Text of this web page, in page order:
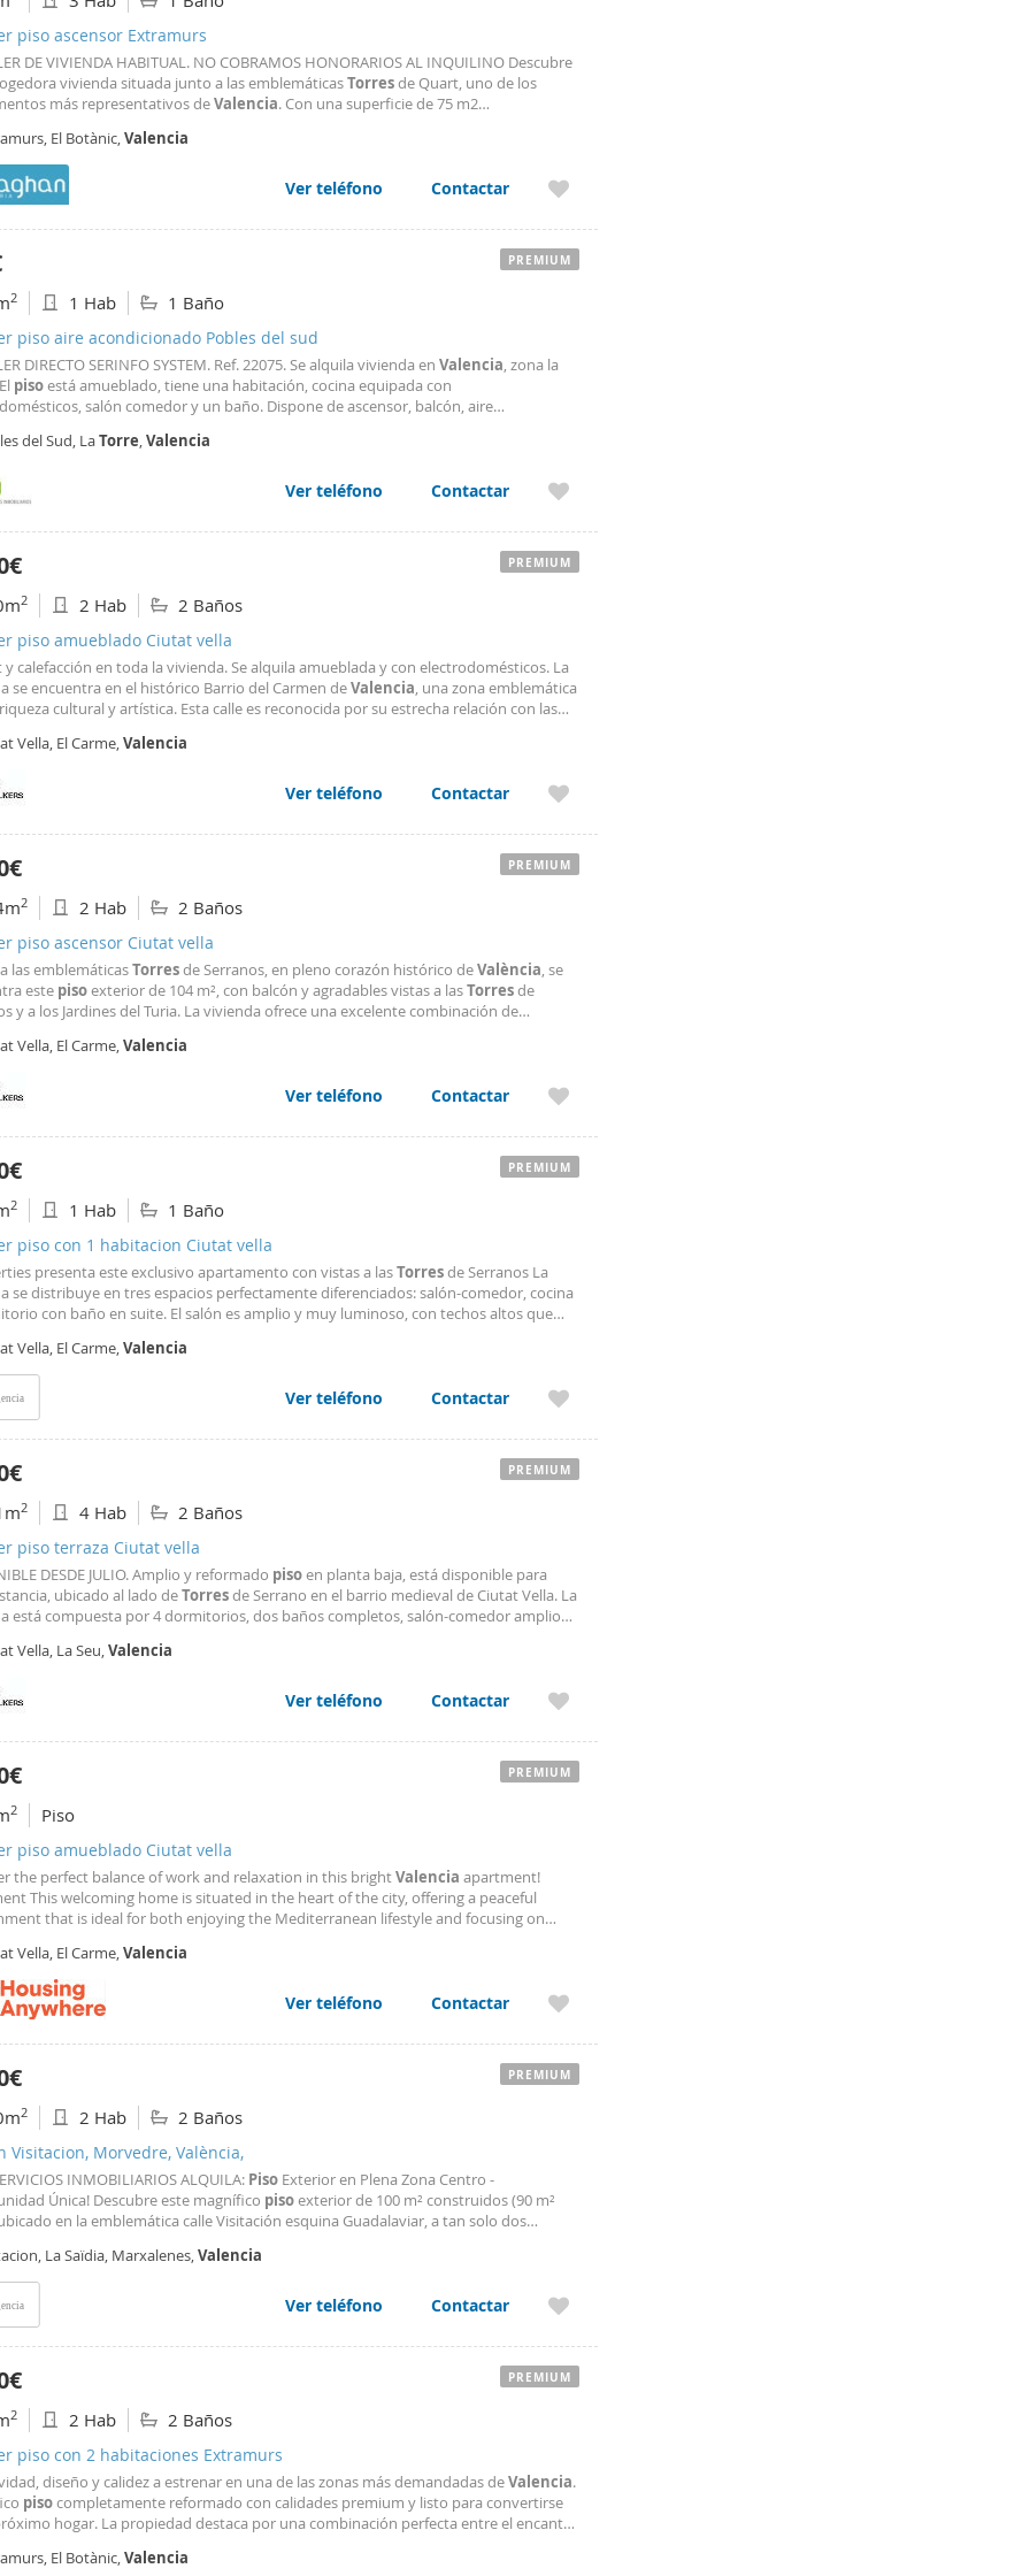
piso ascensor Extramurs
DE VIVIENDA HABITUAL. NO COBRAMOS HONORARIOS AL INQUILINO Descubre
vivienda situada junto a las emblemáticasTorresde Quart, uno de los
más representativos deValencia. Con una superficie de 75 m2
para invertir en una de las zonas más demandadas de la ciudad
El Botànic,Valencia
Ver teléfono Contactar
2 1 Hab 1 Baño
piso aire acondicionado Pobles del sud
DIRECTO SERINFO SYSTEM. Ref. 22075. Se alquila vivienda en Valencia, zona la
pisoestá amueblado, tiene una habitación, cocina equipada con
salón comedor y un baño. Dispone de ascensor, balcón, aire
del Sud, LaTorre,Valencia
Ver teléfono Contactar
PREMIUM
2 2 Hab 2 Baños
piso amueblado Ciutat vella
y calefacción en toda la vivienda. Se alquila amueblada y con electrodomésticos. La
se encuentra en el histórico Barrio del Carmen deValencia, una zona emblemática
cultural y artística. Esta calle es reconocida por su estrecha relación con las
talleres y estudios
Vella, El Carme,Valencia
Ver teléfono Contactar
PREMIUM
2 2 Hab 2 Baños
piso ascensor Ciutat vella
las emblemáticasTorresde Serranos, en pleno corazón histórico deValència, se
este pisoexterior de 104 m², con balcón y agradables vistas a lasTorresde
y a los Jardines del Turia. La vivienda ofrece una excelente combinación de
con una distribución cómoda y funcional
Vella, El Carme,Valencia
Ver teléfono Contactar
PREMIUM
2 1 Hab 1 Baño
piso con 1 habitacion Ciutat vella
presenta este exclusivo apartamento con vistas a lasTorresde Serranos La
se distribuye en tres espacios perfectamente diferenciados: salón-comedor, cocina
con baño en suite. El salón es amplio y muy luminoso, con techos altos que
podr
Vella, El Carme,Valencia
Ver teléfono Contactar
PREMIUM
2 4 Hab 2 Baños
piso terraza Ciutat vella
DESDE JULIO. Amplio y reformado pisoen planta baja, está disponible para
ubicado al lado deTorresde Serrano en el barrio medieval de Ciutat Vella. La
está compuesta por 4 dormitorios, dos baños completos, salón-comedor amplio
con todos los electrodomésticos. Vivienda
Vella, La Seu,Valencia
Ver teléfono Contactar
PREMIUM
2 Piso
piso amueblado Ciutat vella
the perfect balance of work and relaxation in this brightValencia apartment!
This welcoming home is situated in the heart of the city, offering a peaceful
that is ideal for both enjoying the Mediterranean lifestyle and focusing on
with all the necessary
Vella, El Carme,Valencia
Ver teléfono Contactar
PREMIUM
2 2 Hab 2 Baños
Visitacion, Morvedre, València,
INMOBILIARIOS ALQUILA: Piso Exterior en Plena Zona Centro -
Única! Descubre este magnífico pisoexterior de 100 m² construidos (90 m²
en la emblemática calle Visitación esquina Guadalaviar, a tan solo dos
que te permite disfrutar del corazón
La Saïdia, Marxalenes,Valencia
Ver teléfono Contactar
PREMIUM
2 2 Hab 2 Baños
piso con 2 habitaciones Extramurs
diseño y calidez a estrenar en una de las zonas más demandadas deValencia.
pisocompletamente reformado con calidades premium y listo para convertirse
hogar. La propiedad destaca por una combinación perfecta entre el encanto
vistas recorren toda la vivienda
El Botànic,Valencia
PREMIUM